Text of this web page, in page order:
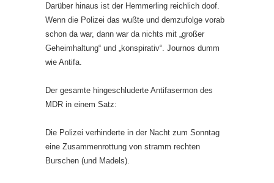
Darüber hinaus ist der Hemmerling reichlich doof.
Wenn die Polizei das wußte und demzufolge vorab
schon da war, dann war da nichts mit „großer
Geheimhaltung“ und „konspirativ“. Journos dumm
wie Antifa.
Der gesamte hingeschluderte Antifasermon des
MDR in einem Satz:
Die Polizei verhinderte in der Nacht zum Sonntag
eine Zusammenrottung von stramm rechten
Burschen (und Madels).